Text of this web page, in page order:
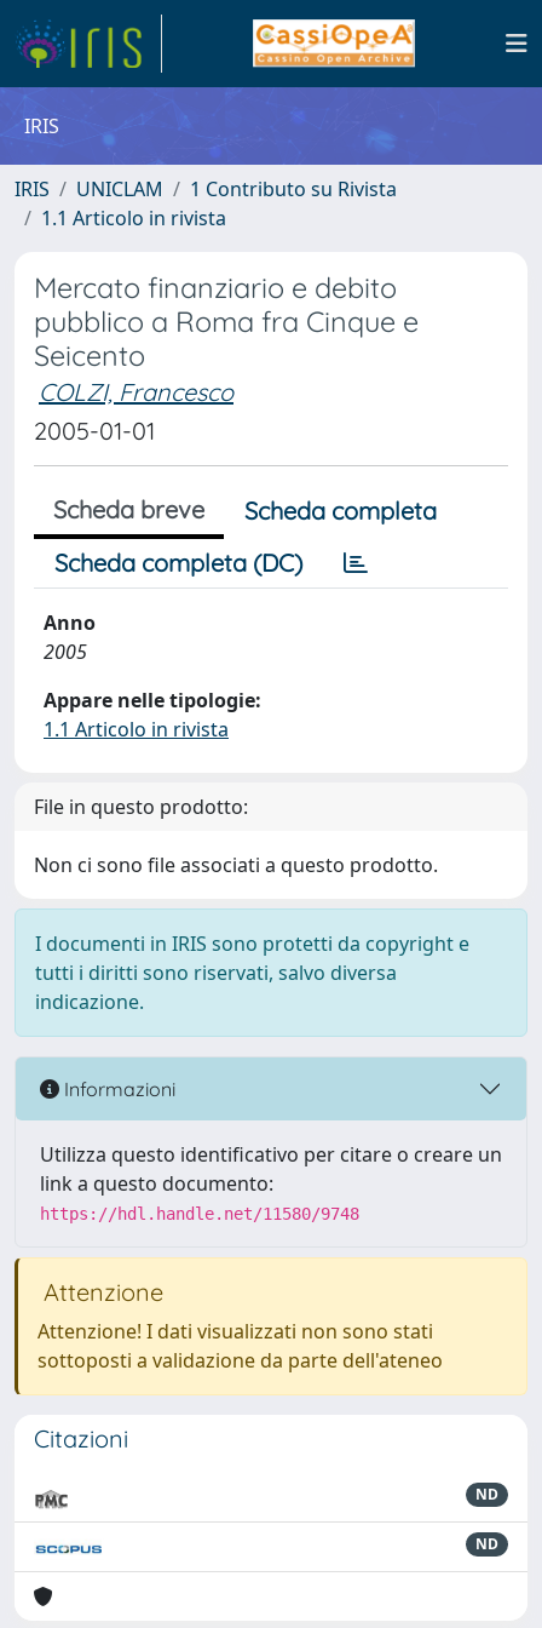
IRIS
IRIS UNICLAM
1 Contributo su Rivista
1.1 Articolo in rivista
Mercato finanziario e debito
pubblico a Roma fra Cinque e
Seicento
COLZI, Francesco
2005-01-01
Scheda breve
Scheda completa
Scheda completa (DC)
Anno
2005
Appare nelle tipologie:
1.1 Articolo in rivista
File in questo prodotto:
Non ci sono file associati a questo prodotto.
I documenti in IRIS sono protetti da copyright e
tutti i diritti sono riservati, salvo diversa
indicazione.
Informazioni
Utilizza questo identificativo per citare o creare un
link a questo documento:
https://hdl.handle.net/11580/9748
Attenzione
Attenzione! I dati visualizzati non sono stati
sottoposti a validazione da parte dell'ateneo
Citazioni
ND
ND